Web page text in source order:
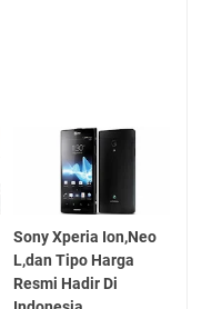
Sony Xperia Ion,Neo
L,dan Tipo Harga
Resmi Hadir Di